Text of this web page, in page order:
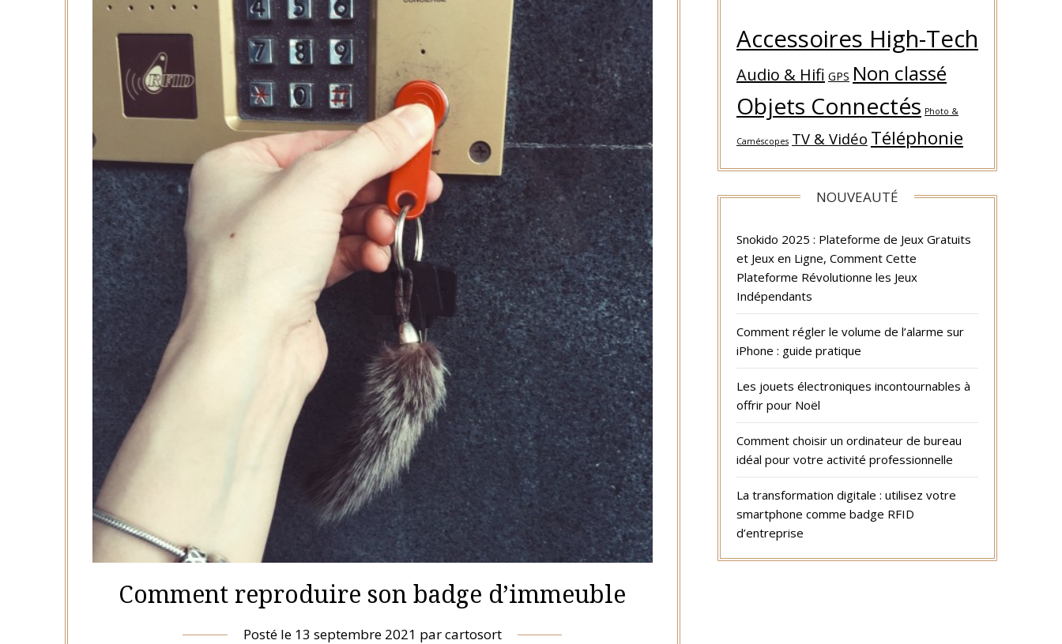
Comment reproduire son badge d’immeuble
Posté le 13 septembre 2021 parcartosort
Accessoires High-Tech
Audio & Hifi GPS Non classé
Objets Connectés Photo &
Caméscopes TV & Vidéo Téléphonie
NOUVEAUTÉ
Snokido 2025 : Plateforme de Jeux Gratuits
et Jeux en Ligne, Comment Cette
Plateforme Révolutionne les Jeux
Indépendants
Comment régler le volume de l’alarme sur
iPhone : guide pratique
Les jouets électroniques incontournables à
offrir pour Noël
Comment choisir un ordinateur de bureau
idéal pour votre activité professionnelle
La transformation digitale : utilisez votre
smartphone comme badge RFID
d’entreprise